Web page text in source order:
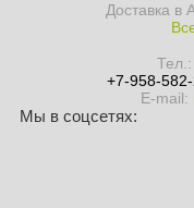
Доставка в
Тел.:
+7-958-
E-mail:
Мы в соцсетях: